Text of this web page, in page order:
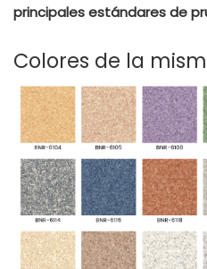
principales estándares de
Colores de la